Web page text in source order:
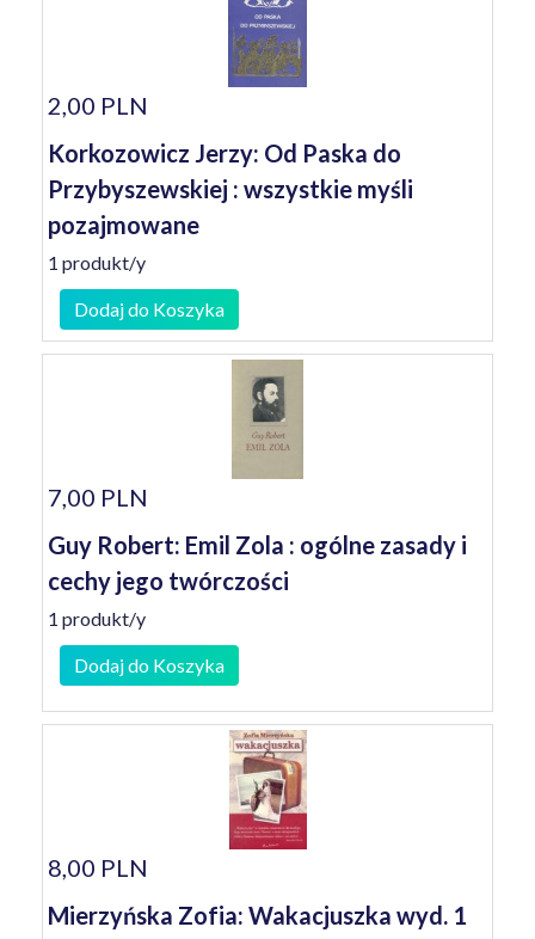
2,00 PLN
Korkozowicz Jerzy: Od Paska do
Przybyszewskiej : wszystkie myśli
pozajmowane
1 produkt/y
Dodaj do Koszyka
7,00 PLN
Guy Robert: Emil Zola : ogólne zasady i
cechy jego twórczości
1 produkt/y
Dodaj do Koszyka
8,00 PLN
Mierzyńska Zofia: Wakacjuszka wyd. 1